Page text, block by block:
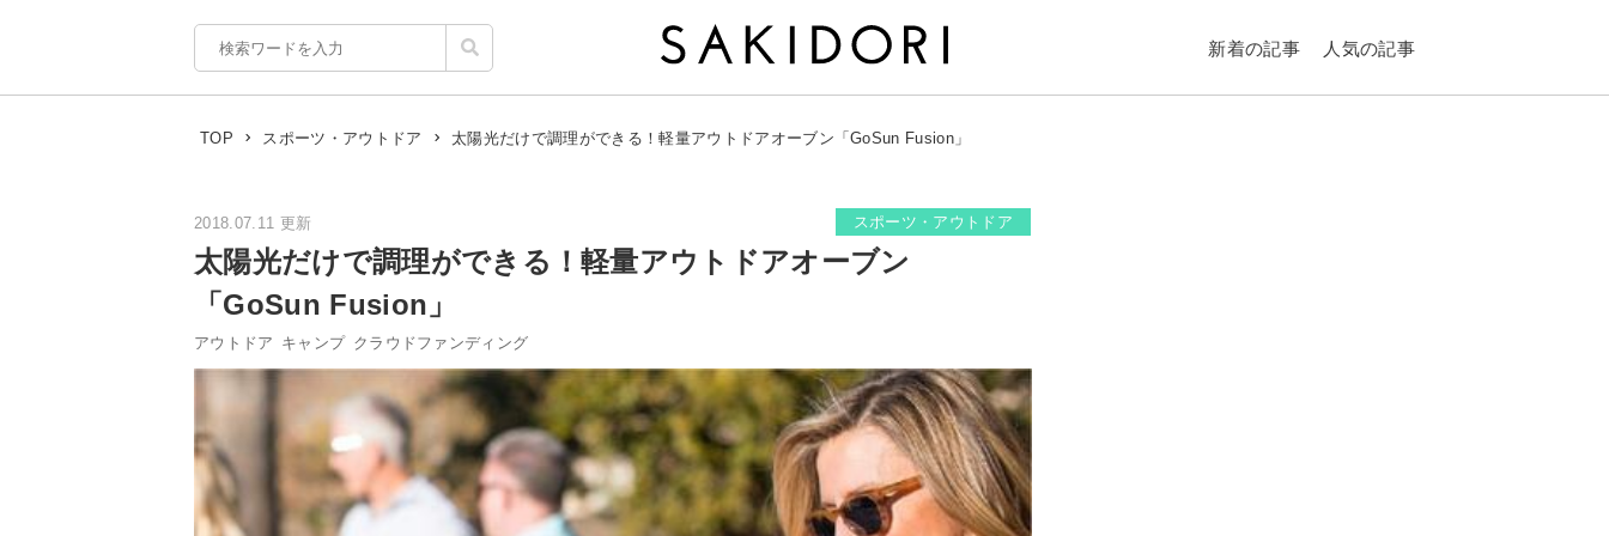
新着の記事 人気の記事
TOP スポーツ・アウトドア 太陽光だけで調理ができる！軽量アウトドアオーブン「GoSun Fusion」
2018.07.11 更新 スポーツ・アウトドア
太陽光だけで調理ができる！軽量アウトドアオーブン
「GoSun Fusion」
アウトドア キャンプ クラウドファンディング